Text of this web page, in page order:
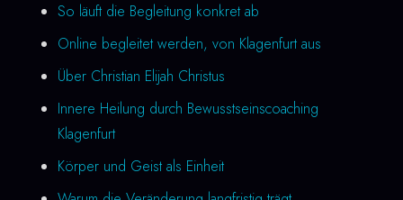
So läuft die Begleitung konkret ab
Online begleitet werden, von Klagenfurt aus
Über Christian Elijah Christus
Innere Heilung durch Bewusstseinscoaching
Klagenfurt
Körper und Geist als Einheit